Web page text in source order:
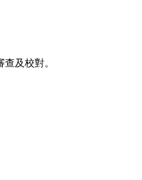
及校對。